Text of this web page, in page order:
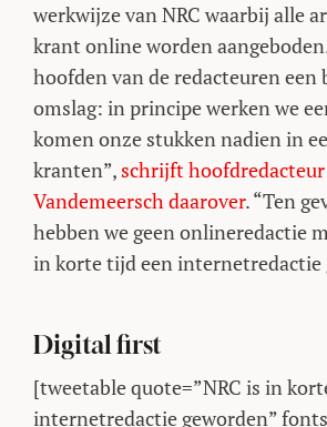
werkwijze van NRC waarbij alle
krant online worden
hoofden van de redacteuren een
omslag: in principe werken we
komen onze stukken nadien in
kranten”, schrijft
Vandemeersch daarover. “Ten
hebben we geen onlineredactie
in korte tijd een internetredactie
Digital first
[tweetable quote=”NRC is in
internetredactie geworden”